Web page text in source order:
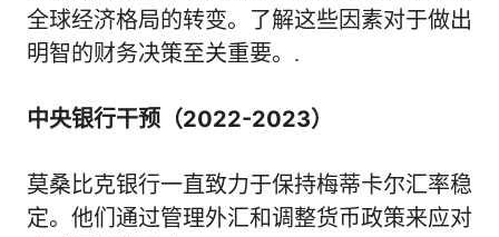
全球经济格局的转变。了解这些因素对于做出
明智的财务决策至关重要。.
中央银行干预（2022-2023）
莫桑比克银行一直致力于保持梅蒂卡尔汇率稳
定。他们通过管理外汇和调整货币政策来应对